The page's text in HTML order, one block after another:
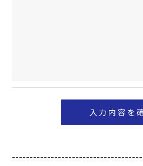
当社では、お客様の個人情